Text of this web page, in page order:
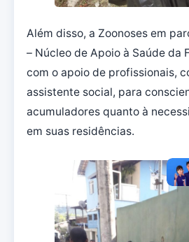
Além disso, a Zoonoses em
– Núcleo de Apoio à Saúde da
com o apoio de profissionais,
assistente social, para
acumuladores quanto à
em suas residências.